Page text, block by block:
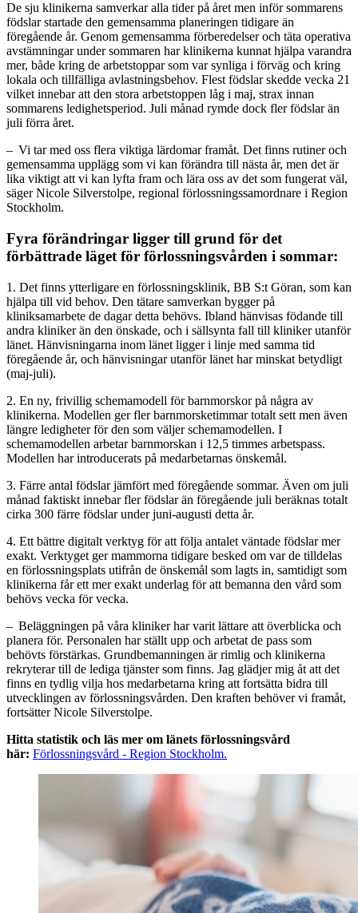
De sju klinikerna samverkar alla tider på året men inför sommarens
födslar startade den gemensamma planeringen tidigare än
föregående år. Genom gemensamma förberedelser och täta operativa
avstämningar under sommaren har klinikerna kunnat hjälpa varandra
mer, både kring de arbetstoppar som var synliga i förväg och kring
lokala och tillfälliga avlastningsbehov. Flest födslar skedde vecka 21
vilket innebar att den stora arbetstoppen låg i maj, strax innan
sommarens ledighetsperiod. Juli månad rymde dock fler födslar än
juli förra året.
– Vi tar med oss flera viktiga lärdomar framåt. Det finns rutiner och
gemensamma upplägg som vi kan förändra till nästa år, men det är
lika viktigt att vi kan lyfta fram och lära oss av det som fungerat väl,
säger Nicole Silverstolpe, regional förlossningssamordnare i Region
Stockholm.
Fyra förändringar ligger till grund för det
förbättrade läget för förlossningsvården i sommar:
1. Det finns ytterligare en förlossningsklinik, BB S:t Göran, som kan
hjälpa till vid behov. Den tätare samverkan bygger på
kliniksamarbete de dagar detta behövs. Ibland hänvisas födande till
andra kliniker än den önskade, och i sällsynta fall till kliniker utanför
länet. Hänvisningarna inom länet ligger i linje med samma tid
föregående år, och hänvisningar utanför länet har minskat betydligt
(maj-juli).
2. En ny, frivillig schemamodell för barnmorskor på några av
klinikerna. Modellen ger fler barnmorsketimmar totalt sett men även
längre ledigheter för den som väljer schemamodellen. I
schemamodellen arbetar barnmorskan i 12,5 timmes arbetspass.
Modellen har introducerats på medarbetarnas önskemål.
3. Färre antal födslar jämfört med föregående sommar. Även om juli
månad faktiskt innebar fler födslar än föregående juli beräknas totalt
cirka 300 färre födslar under juni-augusti detta år.
4. Ett bättre digitalt verktyg för att följa antalet väntade födslar mer
exakt. Verktyget ger mammorna tidigare besked om var de tilldelas
en förlossningsplats utifrån de önskemål som lagts in, samtidigt som
klinikerna får ett mer exakt underlag för att bemanna den vård som
behövs vecka för vecka.
– Beläggningen på våra kliniker har varit lättare att överblicka och
planera för. Personalen har ställt upp och arbetat de pass som
behövts förstärkas. Grundbemanningen är rimlig och klinikerna
rekryterar till de lediga tjänster som finns. Jag glädjer mig åt att det
finns en tydlig vilja hos medarbetarna kring att fortsätta bidra till
utvecklingen av förlossningsvården. Den kraften behöver vi framåt,
fortsätter Nicole Silverstolpe.
Hitta statistik och läs mer om länets förlossningsvård
här: Förlossningsvård - Region Stockholm.